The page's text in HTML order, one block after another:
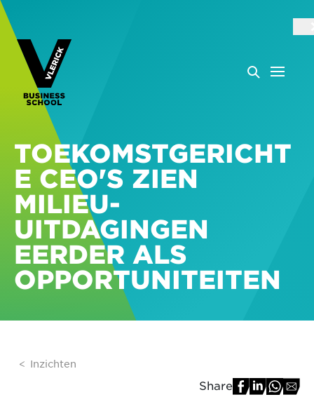
TOEKOMSTGERICHT
E CEO'S ZIEN
MILIEU-
UITDAGINGEN
EERDER ALS
OPPORTUNITEITEN
Inzichten
Share